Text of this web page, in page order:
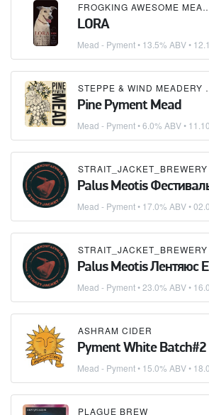
FROGKING
LORA
Mead - Pyment• 13.5% ABV •
STEPPE &
Pine Pyment Mead
Mead - Pyment• 6.0% ABV •
STRAIT_JACKET_BREWERY
Palus Meotis
Mead - Pyment• 17.0% ABV •
STRAIT_JACKET_BREWERY
Palus Meotis Лентяюс
Mead - Pyment• 23.0% ABV •
ASHRAM CIDER
Pyment White Batch#2
Mead - Pyment• 15.0% ABV •
PLAGUE BREW